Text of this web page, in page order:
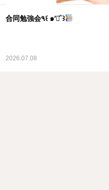
合同勉強会٩꒰ ๑′◡͐`꒱
2026.07.08